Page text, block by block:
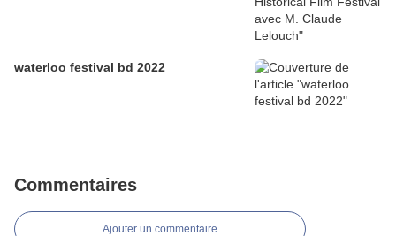
waterloo festival bd 2022
Commentaires
Ajouter un commentaire